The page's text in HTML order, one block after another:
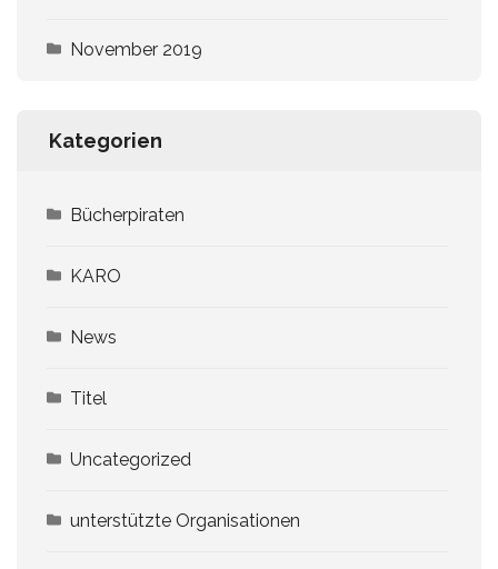
November 2019
Kategorien
Bücherpiraten
KARO
News
Titel
Uncategorized
unterstützte Organisationen